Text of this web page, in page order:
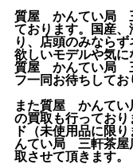
質屋 かんてい局
ております。国産
り、店頭のみなら
欲しいモデルや気
質屋 かんてい局
フ一同お待ちしてお
また質屋 かんて
の買取も行ってお
ド（未使用品に限
んてい局 三軒茶屋
取させて頂きます。